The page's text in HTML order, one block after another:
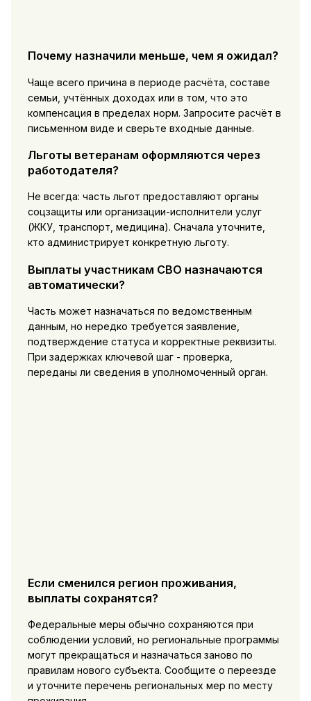
Почему назначили меньше, чем я ожидал?
Чаще всего причина в периоде расчёта, составе
семьи, учтённых доходах или в том, что это
компенсация в пределах норм. Запросите расчёт в
письменном виде и сверьте входные данные.
Льготы ветеранам оформляются через
работодателя?
Не всегда: часть льгот предоставляют органы
соцзащиты или организации-исполнители услуг
(ЖКУ, транспорт, медицина). Сначала уточните,
кто администрирует конкретную льготу.
Выплаты участникам СВО назначаются
автоматически?
Часть может назначаться по ведомственным
данным, но нередко требуется заявление,
подтверждение статуса и корректные реквизиты.
При задержках ключевой шаг - проверка,
переданы ли сведения в уполномоченный орган.
Если сменился регион проживания,
выплаты сохранятся?
Федеральные меры обычно сохраняются при
соблюдении условий, но региональные программы
могут прекращаться и назначаться заново по
правилам нового субъекта. Сообщите о переезде
и уточните перечень региональных мер по месту